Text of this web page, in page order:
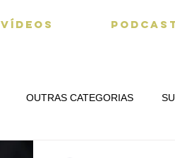
VÍDEOS
OUTRAS CATEGORIAS